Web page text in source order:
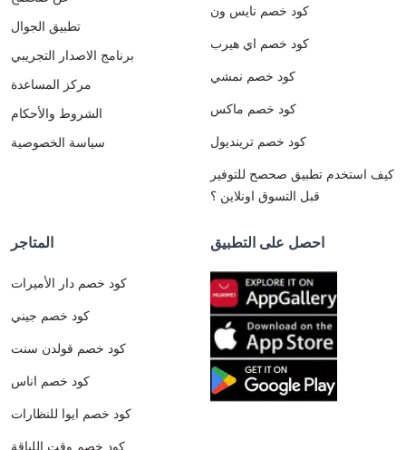
تطبيق الجوال
برنامج الاصدار التجريبي
مركز المساعدة
الشروط والأحكام
سياسة الخصوصية
كود خصم نايس ون
كود خصم اي هيرب
كود خصم نمشي
كود خصم ماكس
كود خصم ترينديول
كيف استخدم تطبيق صحصح للتوفير
قبل التسوق اونلاين ؟
المتاجر
كود خصم دار الأميرات
كود خصم جيني
كود خصم قولدن سنت
كود خصم اناس
كود خصم ايوا للنظارات
كود خصم وقت اللياقة
احصل على التطبيق